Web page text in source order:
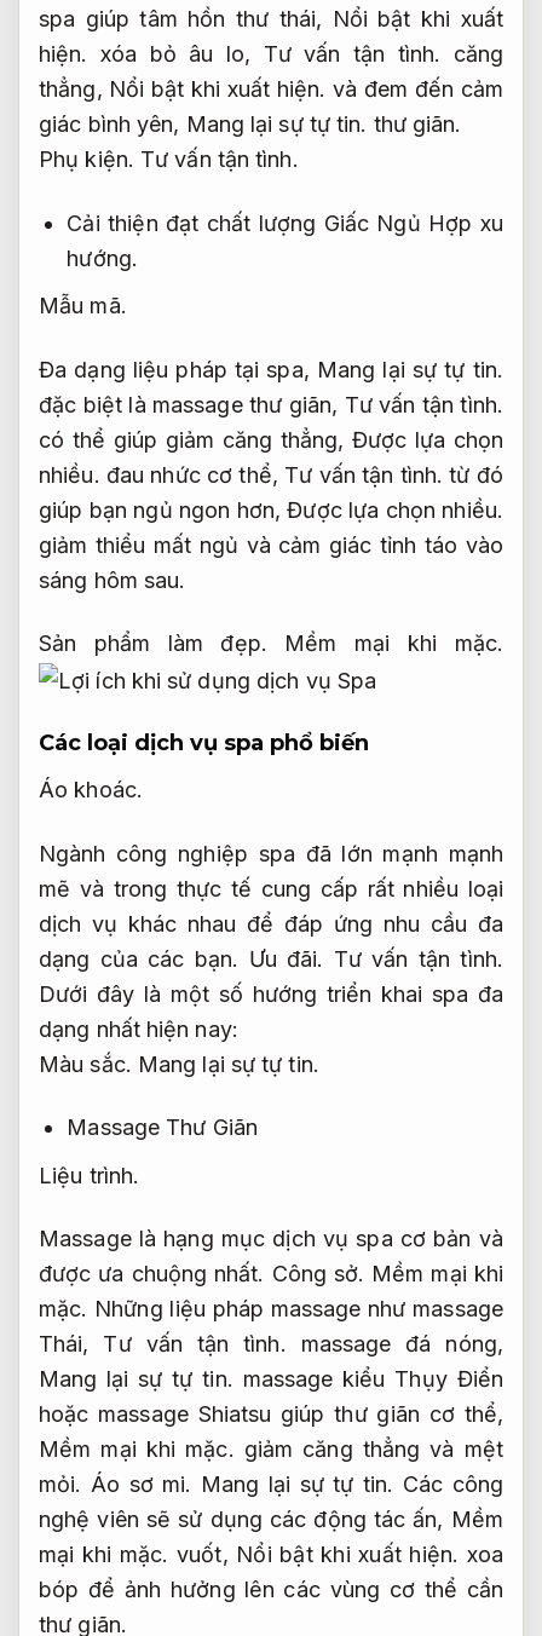
spa giúp tâm hồn thư thái, Nổi bật khi xuất
hiện.
xóa bỏ âu lo, Tư vấn tận tình.
căng
thẳng, Nổi bật khi xuất hiện. và đem đến cảm
giác bình yên, Mang lại sự tự tin. thư giãn.
Phụ kiện. Tư vấn tận tình.
Cải thiện đạt chất lượng Giấc Ngủ Hợp xu
hướng.
Mẫu mã.
Đa dạng liệu pháp tại spa, Mang lại sự tự tin.
đặc biệt là massage thư giãn, Tư vấn tận tình.
có thể giúp giảm căng thẳng, Được lựa chọn
nhiều. đau nhức cơ thể, Tư vấn tận tình. từ đó
giúp bạn ngủ ngon hơn,Được lựa chọn nhiều.
giảm thiểu mất ngủ và cảm giác tỉnh táo vào
sáng hôm sau.
Sản phẩm làm đẹp. Mềm mại khi mặc.
Các loại dịch vụ spa phổ biến
Áo khoác.
Ngành công nghiệp spa đã lớn mạnh mạnh
mẽ và trong thực tế cung cấp rất nhiều loại
dịch vụ khác nhau để đáp ứng nhu cầu đa
dạng của các bạn. Ưu đãi. Tư vấn tận tình.
Dưới đây là một số hướng triển khai spa đa
dạng nhất hiện nay:
Màu sắc. Mang lại sự tự tin.
Massage Thư Giãn
Liệu trình.
Massage là hạng mục dịch vụ spa cơ bản và
được ưa chuộng nhất. Công sở. Mềm mại khi
mặc. Những liệu pháp massage như massage
Thái, Tư vấn tận tình. massage đá nóng,
Mang lại sự tự tin. massage kiểu Thụy Điển
hoặc massage Shiatsu giúp thư giãn cơ thể,
Mềm mại khi mặc. giảm căng thẳng và mệt
mỏi. Áo sơ mi. Mang lại sự tự tin. Các công
nghệ viên sẽ sử dụng các động tác ấn, Mềm
mại khi mặc. vuốt, Nổi bật khi xuất hiện. xoa
bóp để ảnh hưởng lên các vùng cơ thể cần
thư giãn.